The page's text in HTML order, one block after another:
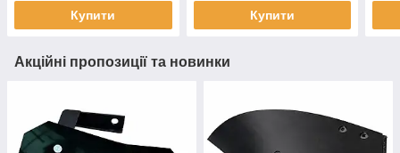
Купити Купити
Акційні пропозиції та новинки